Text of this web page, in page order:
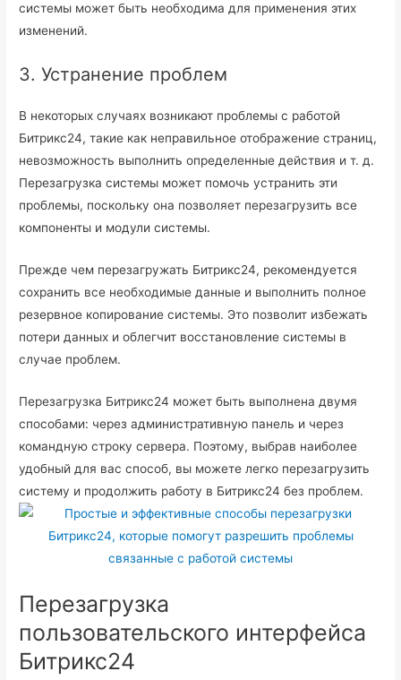
системы может быть необходима для применения этих
изменений.
3. Устранение проблем
В некоторых случаях возникают проблемы с работой
Битрикс24, такие как неправильное отображение страниц,
невозможность выполнить определенные действия и т. д.
Перезагрузка системы может помочь устранить эти
проблемы, поскольку она позволяет перезагрузить все
компоненты и модули системы.
Прежде чем перезагружать Битрикс24, рекомендуется
сохранить все необходимые данные и выполнить полное
резервное копирование системы. Это позволит избежать
потери данных и облегчит восстановление системы в
случае проблем.
Перезагрузка Битрикс24 может быть выполнена двумя
способами: через административную панель и через
командную строку сервера. Поэтому, выбрав наиболее
удобный для вас способ, вы можете легко перезагрузить
систему и продолжить работу в Битрикс24 без проблем.
Перезагрузка
пользовательского интерфейса
Битрикс24